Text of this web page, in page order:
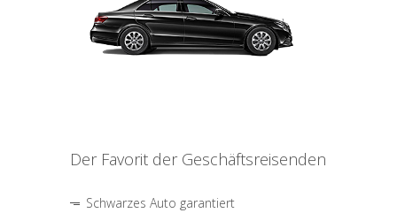
Der Favorit der Geschäftsreisenden
Schwarzes Auto garantiert